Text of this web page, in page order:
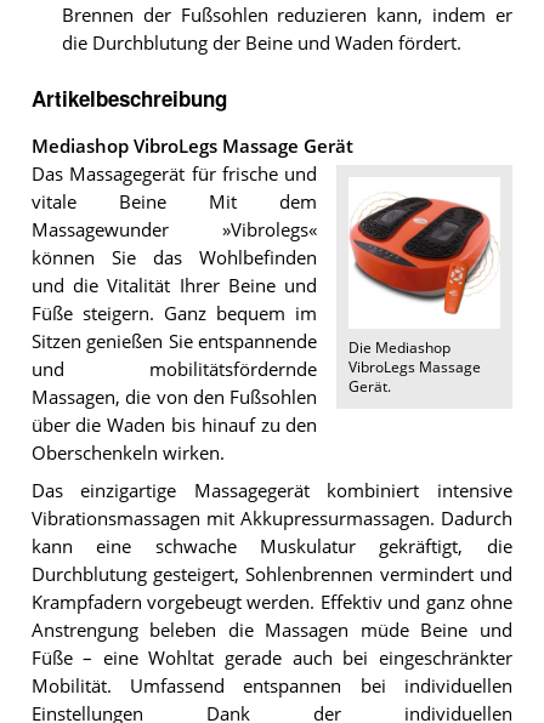
Brennen der Fußsohlen reduzieren kann, indem er
die Durchblutung der Beine und Waden fördert.
Artikelbeschreibung
Mediashop VibroLegs Massage Gerät
Die Mediashop
VibroLegs Massage
Gerät.
Das Massagegerät für frische und
vitale Beine Mit dem
Massagewunder »Vibrolegs«
können Sie das Wohlbefinden
und die Vitalität Ihrer Beine und
Füße steigern. Ganz bequem im
Sitzen genießen Sie entspannende
und mobilitätsfördernde
Massagen, die von den Fußsohlen
über die Waden bis hinauf zu den
Oberschenkeln wirken.
Das einzigartige Massagegerät kombiniert intensive
Vibrationsmassagen mit Akkupressurmassagen. Dadurch
kann eine schwache Muskulatur gekräftigt, die
Durchblutung gesteigert, Sohlenbrennen vermindert und
Krampfadern vorgebeugt werden. Effektiv und ganz ohne
Anstrengung beleben die Massagen müde Beine und
Füße – eine Wohltat gerade auch bei eingeschränkter
Mobilität. Umfassend entspannen bei individuellen
Einstellungen Dank der individuellen